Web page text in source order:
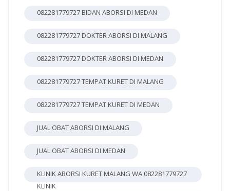
082281779727 BIDAN ABORSI DI MEDAN
082281779727 DOKTER ABORSI DI MALANG
082281779727 DOKTER ABORSI DI MEDAN
082281779727 TEMPAT KURET DI MALANG
082281779727 TEMPAT KURET DI MEDAN
JUAL OBAT ABORSI DI MALANG
JUAL OBAT ABORSI DI MEDAN
KLINIK ABORSI KURET MALANG WA 082281779727
KLINIK